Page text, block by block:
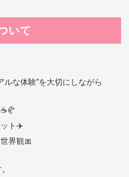
いて
ルな体験”を大切にしながら
ット✈️
界観🎀